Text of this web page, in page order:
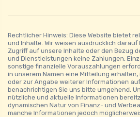
Rechtlicher Hinweis: Diese Website bietet
und Inhalte. Wir weisen ausdrücklich darauf
Zugriff auf unsere Inhalte oder den Bezug
und Dienstleistungen keine Zahlungen,
sonstige finanzielle Vorauszahlungen
in unserem Namen eine Mitteilung erhalten,
oder zur Angabe weiterer Informationen
benachrichtigen Sie uns bitte umgehend.
nützliche und aktuelle Informationen
dynamischen Natur von Finanz- und
manche Informationen jedoch